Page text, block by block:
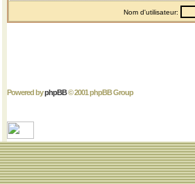
Nom d'utilisateur:
Powered byphpBB© 2001 phpBB Group